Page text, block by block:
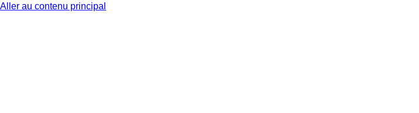
Aller au contenu principal